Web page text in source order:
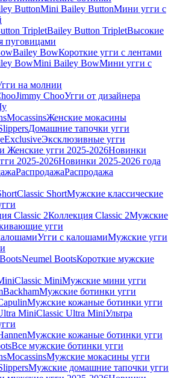
Mini Bailey ButtonМини угги с
Bailey Button TripletВысокие
пуговицами
Bailey BowКороткие угги с лентами
Mini Bailey BowМини угги с
на молнии
Jimmy ChooУгги от дизайнера
MocassinsЖенские мокасины
Домашние тапочки угги
ExclusiveЭксклюзивные угги
Новинки
2025-2026Новинки 2025-2026 года
РаспродажаРаспродажа
Classic ShortМужские классические
Коллекция Classic 2Мужские
угги
Угги с калошамиМужские угги
Neumel BootsКороткие мужские
Classic MiniМужские мини угги
BackhamМужские ботинки угги
Мужские кожаные ботинки угги
Classic Ultra MiniУльтра
Мужские кожаные ботинки угги
Все мужские ботинки угги
MocassinsМужские мокасины угги
Мужские домашние тапочки угги